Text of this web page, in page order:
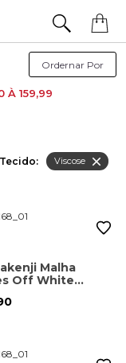
À 159,99
Tecido: Viscose
Malha
Off White
Bege Escuro